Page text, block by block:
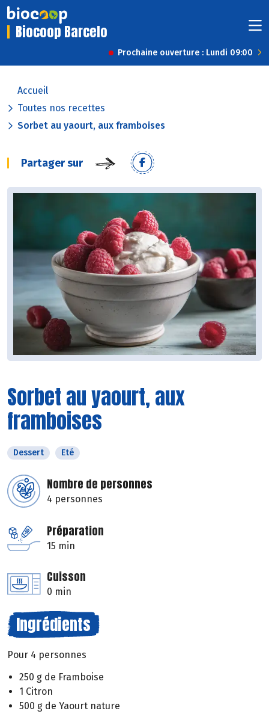
Biocoop Barcelo
Prochaine ouverture : Lundi 09:00
Accueil
Toutes nos recettes
Sorbet au yaourt, aux framboises
Partager sur
Sorbet au yaourt, aux
framboises
Dessert Eté
Nombre de personnes
4 personnes
Préparation
15 min
Cuisson
0 min
Ingrédients
Pour 4 personnes
250 g de Framboise
1 Citron
500 g de Yaourt nature